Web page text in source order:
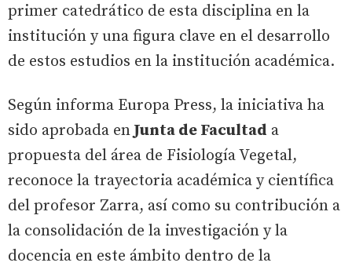
primer catedrático de esta disciplina en la
institución y una figura clave en el desarrollo
de estos estudios en la institución académica.
Según informa Europa Press, la iniciativa ha
sido aprobada en Junta de Facultad a
propuesta del área de Fisiología Vegetal,
reconoce la trayectoria académica y científica
del profesor Zarra, así como su contribución a
la consolidación de la investigación y la
docencia en este ámbito dentro de la